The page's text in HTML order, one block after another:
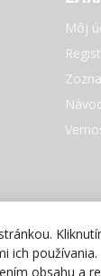
Môj
ich
obsahu a